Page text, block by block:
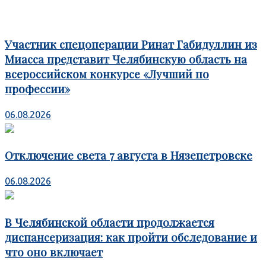
Участник спецоперации Ринат Габидуллин из
Миасса представит Челябинскую область на
всероссийском конкурсе «Лучший по
профессии»
06.08.2026
Отключение света 7 августа в Нязепетровске
06.08.2026
В Челябинской области продолжается
диспансеризация: как пройти обследование и
что оно включает